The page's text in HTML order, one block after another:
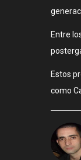
Entre
Estos
como